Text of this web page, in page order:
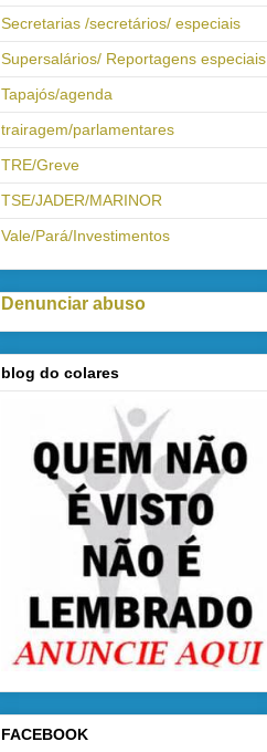
Secretarias /secretários/ especiais
Supersalários/ Reportagens especiais
Tapajós/agenda
trairagem/parlamentares
TRE/Greve
TSE/JADER/MARINOR
Vale/Pará/Investimentos
Denunciar abuso
blog do colares
FACEBOOK